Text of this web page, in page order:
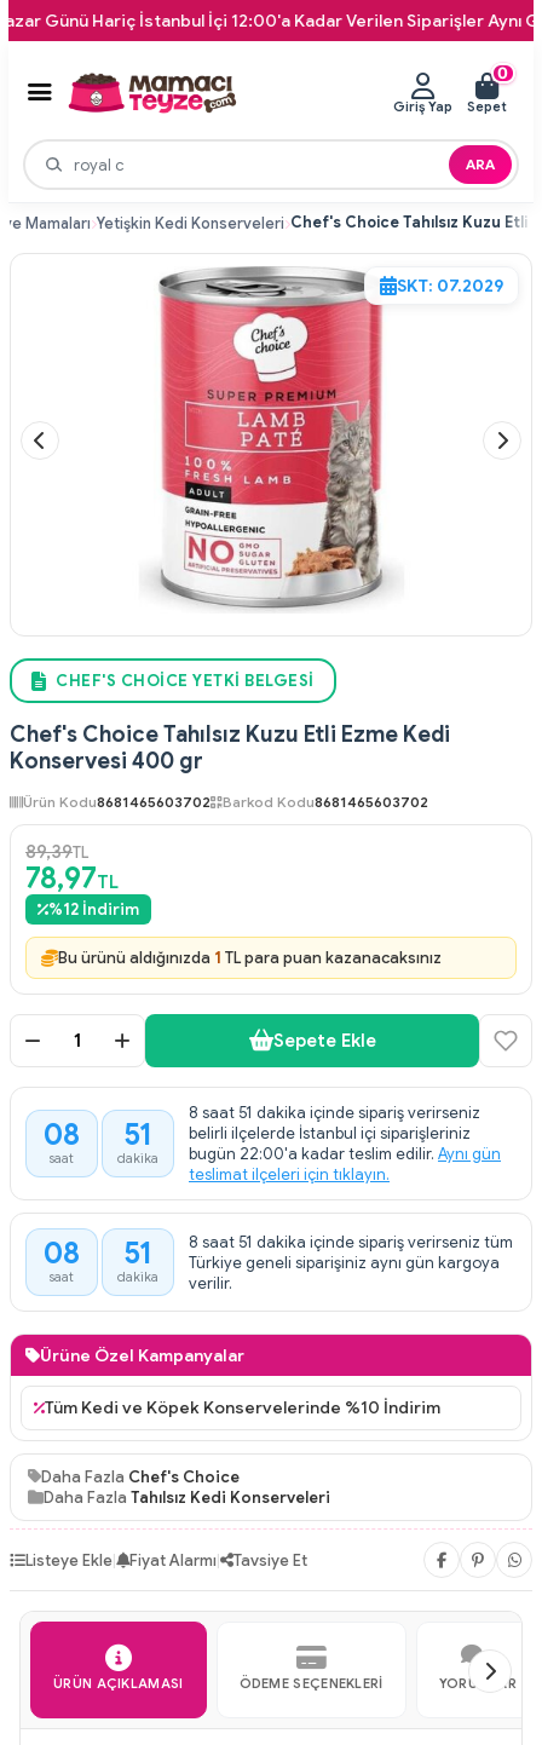
Hariç İstanbul İçi 12:00'a Kadar Verilen Siparişler Aynı Gün
ARA
Giriş Yap
0
Sepet
Mamaları Yetişkin Kedi Konserveleri
SKT: 07.2029
CHEF'S CHOICE YETKI BELGESI
Chef's Choice Tahılsız Kuzu Etli Ezme Kedi
Konservesi 400 gr
Ürün Kodu8681465603702 Barkod Kodu8681465603702
89,39TL
78,97TL
%12 İndirim
Bu ürünü aldığınızda 1 TL para puan kazanacaksınız
Sepete Ekle
08
saat
51
dakika
8 saat 51 dakika içinde sipariş verirseniz
belirli ilçelerde İstanbul içi siparişleriniz
bugün 22:00'a kadar teslim edilir. Aynı gün
teslimat ilçeleri için tıklayın.
08
saat
51
dakika
8 saat 51 dakika içinde sipariş verirseniz tüm
Türkiye geneli siparişiniz aynı gün kargoya
verilir.
Ürüne Özel Kampanyalar
Tüm Kedi ve Köpek Konservelerinde %10 İndirim
Daha Fazla Chef's Choice
Daha Fazla Tahılsız Kedi Konserveleri
Listeye Ekle| Fiyat Alarmı| Tavsiye Et
ÜRÜN AÇIKLAMASI ÖDEME SEÇENEKLERI YORUMLAR